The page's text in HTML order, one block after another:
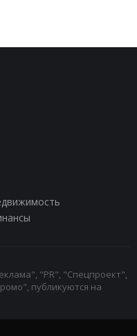
"PR", "Спецпроект",
публикуются на